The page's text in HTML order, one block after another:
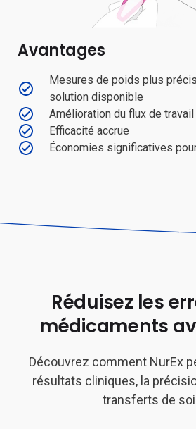
Avantages
Mesures de poids plus
solution disponible
Amélioration du flux de
Efficacité accrue
Économies significatives
Réduisez les
médicaments
Découvrez comment NurEx
résultats cliniques, la
transferts de